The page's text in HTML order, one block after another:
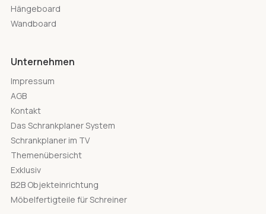
Hängeboard
Wandboard
Unternehmen
Impressum
AGB
Kontakt
Das Schrankplaner System
Schrankplaner im TV
Themenübersicht
Exklusiv
B2B Objekteinrichtung
Möbelfertigteile für Schreiner